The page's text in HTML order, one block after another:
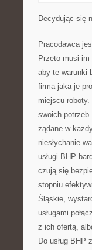
Decydując się
Pracodawca
Przeto musi im
aby te warunki
firma jaka je
miejscu
swoich
żądane w
niesłychanie
usługi BHP
czują się
stopniu
Śląskie,
usługami
z ich ofertą,
Do usług BHP